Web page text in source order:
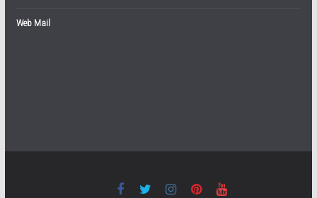
Web Mail